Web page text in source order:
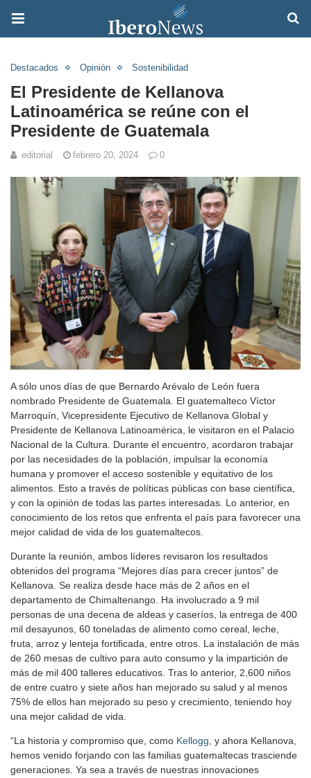
Destacados Opinión Sostenibilidad
El Presidente de Kellanova
Latinoamérica se reúne con el
Presidente de Guatemala
editorial febrero 20, 2024 0
A sólo unos días de que Bernardo Arévalo de León fuera
nombrado Presidente de Guatemala. El guatemalteco Víctor
Marroquín, Vicepresidente Ejecutivo de Kellanova Global y
Presidente de Kellanova Latinoamérica, le visitaron en el Palacio
Nacional de la Cultura. Durante el encuentro, acordaron trabajar
por las necesidades de la población, impulsar la economía
humana y promover el acceso sostenible y equitativo de los
alimentos. Esto a través de políticas públicas con base científica,
y con la opinión de todas las partes interesadas. Lo anterior, en
conocimiento de los retos que enfrenta el país para favorecer una
mejor calidad de vida de los guatemaltecos.
Durante la reunión, ambos líderes revisaron los resultados
obtenidos del programa “Mejores días para crecer juntos” de
Kellanova. Se realiza desde hace más de 2 años en el
departamento de Chimaltenango. Ha involucrado a 9 mil
personas de una decena de aldeas y caseríos, la entrega de 400
mil desayunos, 60 toneladas de alimento como cereal, leche,
fruta, arroz y lenteja fortificada, entre otros. La instalación de más
de 260 mesas de cultivo para auto consumo y la impartición de
más de mil 400 talleres educativos. Tras lo anterior, 2,600 niños
de entre cuatro y siete años han mejorado su salud y al menos
75% de ellos han mejorado su peso y crecimiento, teniendo hoy
una mejor calidad de vida.
“La historia y compromiso que, como Kellogg, y ahora Kellanova,
hemos venido forjando con las familias guatemaltecas trasciende
generaciones. Ya sea a través de nuestras innovaciones